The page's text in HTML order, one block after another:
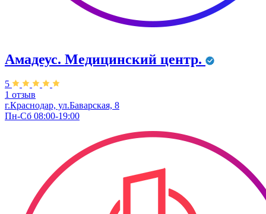
Амадеус. Медицинский центр.
5
1 отзыв
г.Краснодар, ул.Баварская, 8
Пн-Сб 08:00-19:00